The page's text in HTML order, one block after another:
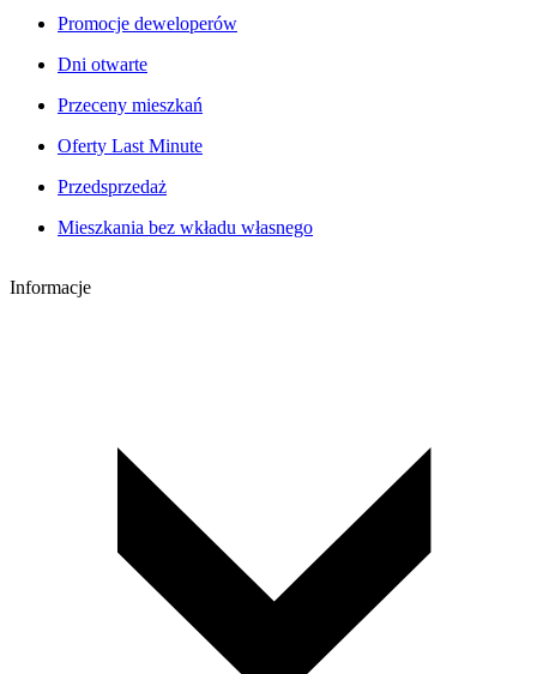
Promocje deweloperów
Dni otwarte
Przeceny mieszkań
Oferty Last Minute
Przedsprzedaż
Mieszkania bez wkładu własnego
Informacje